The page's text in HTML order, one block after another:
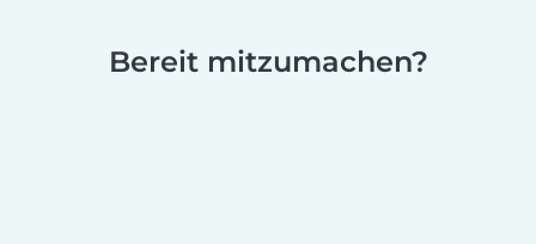
Bereit mitzumachen?